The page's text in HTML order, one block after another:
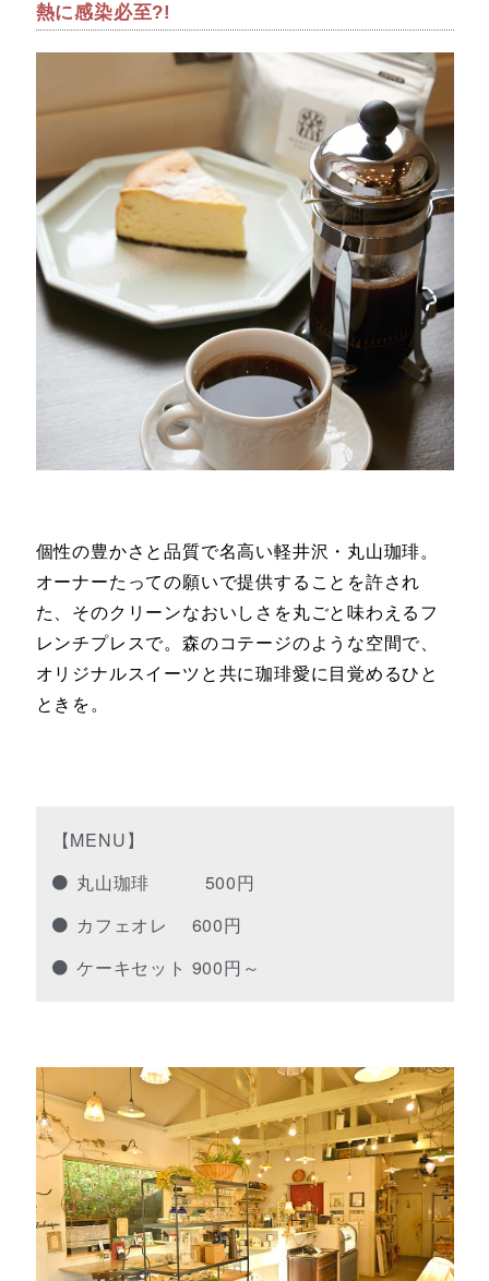
熱に感染必至?!
個性の豊かさと品質で名高い軽井沢・丸山珈琲。
オーナーたっての願いで提供することを許され
た、そのクリーンなおいしさを丸ごと味わえるフ
レンチプレスで。森のコテージのような空間で、
オリジナルスイーツと共に珈琲愛に目覚めるひと
ときを。
【MENU】
丸山珈琲 500円
カフェオレ 600円
ケーキセット 900円～